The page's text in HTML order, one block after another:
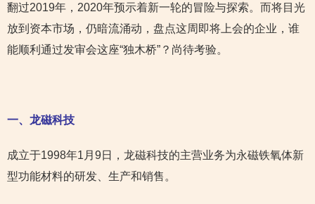
翻过2019年，2020年预示着新一轮的冒险与探索。而将目光
放到资本市场，仍暗流涌动，盘点这周即将上会的企业，谁
能顺利通过发审会这座“独木桥”？尚待考验。
一、龙磁科技
成立于1998年1月9日，龙磁科技的主营业务为永磁铁氧体新
型功能材料的研发、生产和销售。